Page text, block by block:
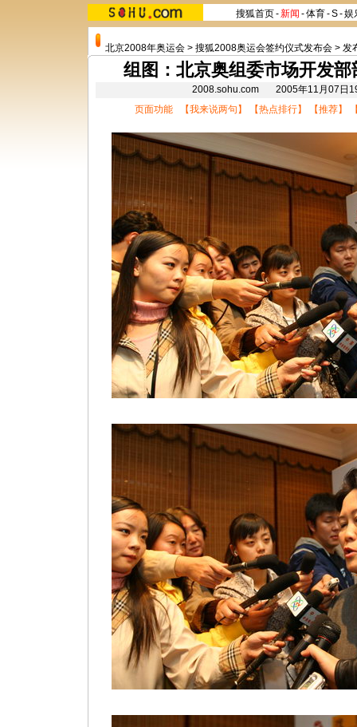
搜狐首页-新闻 -体育-S-娱
北京2008年奥运会 > 搜狐2008奥运会签约仪式发布会 > 发
组图：北京奥组委市场开发
2008.sohu.com 2005年11月07
页面功能 【我来说两句 】 【热点排行】 【推荐】